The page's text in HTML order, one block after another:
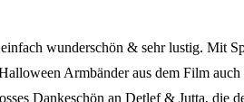
wunderschön & sehr lustig. Mit
Armbänder aus dem Film
Dankeschön an Detlef & Jutta, die